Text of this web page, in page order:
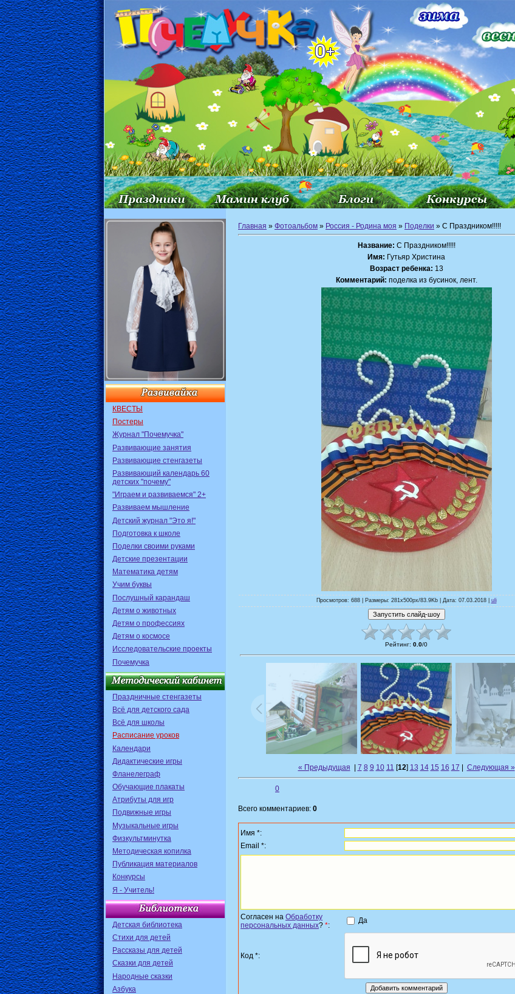
КВЕСТЫ
Постеры
Журнал "Почемучка"
Развивающие занятия
Развивающие стенгазеты
Развивающий календарь 60
детских "почему"
"Играем и развиваемся" 2+
Развиваем мышление
Детский журнал "Это я!"
Подготовка к школе
Поделки своими руками
Детские презентации
Математика детям
Учим буквы
Послушный карандаш
Детям о животных
Детям о профессиях
Детям о космосе
Исследовательские проекты
Почемучка
Праздничные стенгазеты
Всё для детского сада
Всё для школы
Расписание уроков
Календари
Дидактические игры
Фланелеграф
Обучающие плакаты
Атрибуты для игр
Подвижные игры
Музыкальные игры
Физкультминутка
Методическая копилка
Публикация материалов
Конкурсы
Я - Учитель!
Детская библиотека
Стихи для детей
Рассказы для детей
Сказки для детей
Народные сказки
Азбука
Главная » Фотоальбом » Россия - Родина моя » Поделки » С Праздником!!!!!
Название: С Праздником!!!!!
Имя: Гутьяр Христина
Возраст ребенка: 13
Комментарий: поделка из бусинок, лент.
Просмотров: 688 | Размеры: 281x500px/83.9Kb | Дата: 07.03.2018 | uli
Рейтинг: 0.0/0
« Предыдущая 7 8 9 10 11 [12] 13 14 15 16 17 Следующая »
0
Всего комментариев: 0
Имя *:
Email *:
Согласен на Обработку
персональных данных? *:
Да
Код *: